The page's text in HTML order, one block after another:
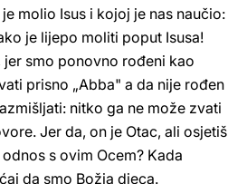
molio Isus i kojoj je nas naučio:
je lijepo moliti poput Isusa!
jer smo ponovno rođeni kao
prisno „Abba" a da nije rođen
nitko ga ne može zvati
Jer da, on je Otac, ali osjetiš
s ovim Ocem? Kada
da smo Božja djeca.